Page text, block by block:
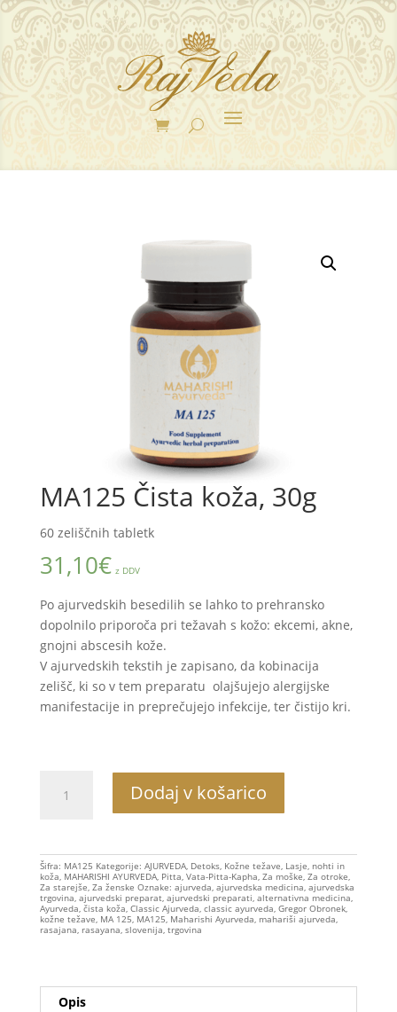
MA125 Čista koža, 30g
60 zeliščnih tabletk
31,10€ z DDV
Po ajurvedskih besedilih se lahko to prehransko
dopolnilo priporoča pri težavah s kožo: ekcemi, akne,
gnojni abscesih kože.
V ajurvedskih tekstih je zapisano, da kobinacija
zelišč, ki so v tem preparatu olajšujejo alergijske
manifestacije in preprečujejo infekcije, ter čistijo kri.
Čista
količina
Dodaj v košarico
Šifra: MA125 Kategorije: AJURVEDA, Detoks, Kožne težave, Lasje, nohti in
koža, MAHARISHI AYURVEDA, Pitta, Vata-Pitta-Kapha, Za moške, Za otroke,
Za starejše, Za ženske Oznake: ajurveda, ajurvedska medicina, ajurvedska
trgovina, ajurvedski preparat, ajurvedski preparati, alternativna medicina,
Ayurveda, čista koža, Classic Ajurveda, classic ayurveda, Gregor Obronek,
kožne težave, MA 125, MA125, Maharishi Ayurveda, mahariši ajurveda,
rasajana, rasayana, slovenija, trgovina
Opis